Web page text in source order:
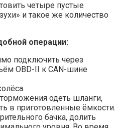
четыре пустые
и такое же количество
операции:
подключить через
OBD-II к CAN-шине
одеть шланги,
в приготовленные ёмкости.
бачка, долить